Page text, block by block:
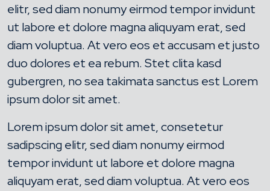
elitr, sed diam nonumy eirmod tempor invidunt
ut labore et dolore magna aliquyam erat, sed
diam voluptua. At vero eos et accusam et justo
duo dolores et ea rebum. Stet clita kasd
gubergren, no sea takimata sanctus est Lorem
ipsum dolor sit amet.
Lorem ipsum dolor sit amet, consetetur
sadipscing elitr, sed diam nonumy eirmod
tempor invidunt ut labore et dolore magna
aliquyam erat, sed diam voluptua. At vero eos